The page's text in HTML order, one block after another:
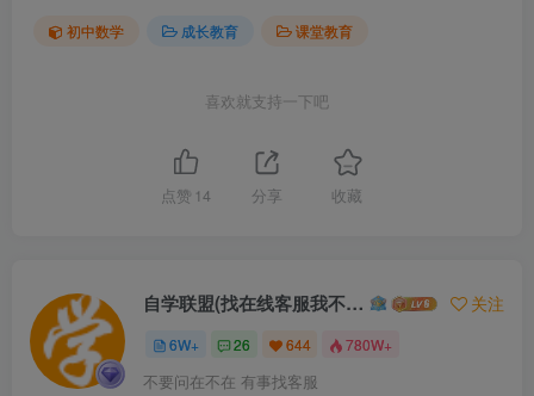
初中数学 成长教育 课堂教育
喜欢就支持一下吧
点赞 14 分享 收藏
自学联盟(找在线客服我不回信息的) 关注
6W+ 26 644 780W+
不要问在不在 有事找客服